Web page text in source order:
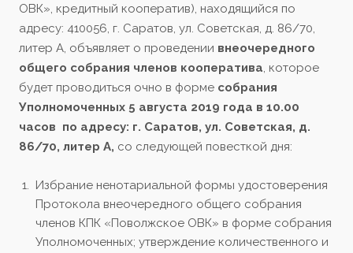
ОВК», кредитный кооператив), находящийся по
адресу: 410056, г. Саратов, ул. Советская, д. 86/70,
литер А, объявляет о проведении внеочередного
общего собрания членов кооператива, которое
будет проводиться очно в форме собрания
Уполномоченных 5 августа 2019 года в 10.00
часов по адресу: г. Саратов, ул. Советская, д.
86/70, литер А, со следующей повесткой дня:
Избрание ненотариальной формы удостоверения
Протокола внеочередного общего собрания
членов КПК «Поволжское ОВК» в форме собрания
Уполномоченных; утверждение количественного и